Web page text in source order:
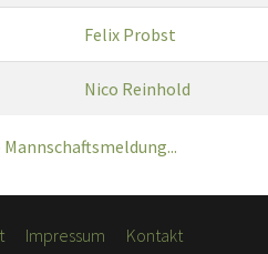
Felix Probst
Nico Reinhold
Impressum
Kontakt